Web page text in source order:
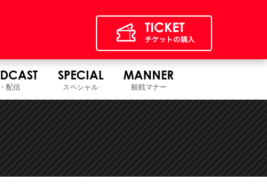
配信
SPECIAL
スペシャル
MANNER
観戦マナー